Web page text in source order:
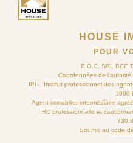
HOUSE
POUR
R.O.C. SRL BCE
Coordonnées de
IPI – Institut professionnel des
1000
Agent immobilier intermédiaire
RC professionnelle et
Soumis au code